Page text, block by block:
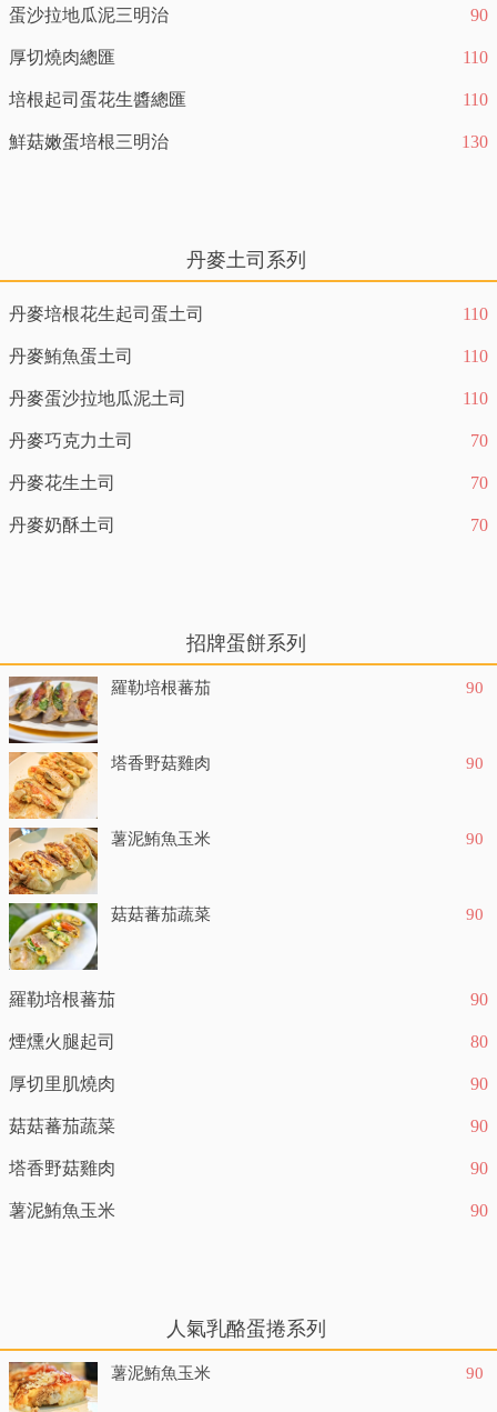
蛋沙拉地瓜泥三明治 90
厚切燒肉總匯 110
培根起司蛋花生醬總匯 110
鮮菇嫩蛋培根三明治 130
丹麥土司系列
丹麥培根花生起司蛋土司 110
丹麥鮪魚蛋土司 110
丹麥蛋沙拉地瓜泥土司 110
丹麥巧克力土司 70
丹麥花生土司 70
丹麥奶酥土司 70
招牌蛋餅系列
羅勒培根蕃茄 90
塔香野菇雞肉 90
薯泥鮪魚玉米 90
菇菇蕃茄蔬菜 90
羅勒培根蕃茄 90
煙燻火腿起司 80
厚切里肌燒肉 90
菇菇蕃茄蔬菜 90
塔香野菇雞肉 90
薯泥鮪魚玉米 90
人氣乳酪蛋捲系列
薯泥鮪魚玉米 90